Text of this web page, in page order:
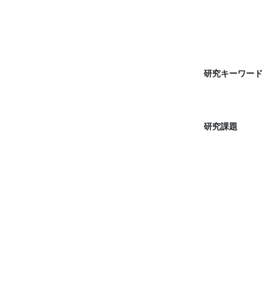
研究キーワード
研究課題